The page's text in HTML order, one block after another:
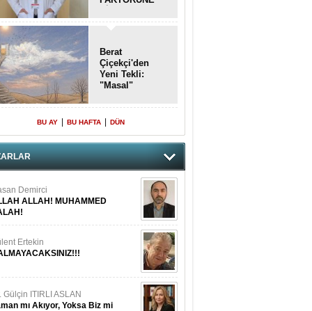
Berat
Çiçekçi'den
Yeni Tekli:
"Masal"
BU AY BU HAFTA DÜN
Demirci
ALLAH! MUHAMMED
Ertekin
Gülçin ITIRLI ASLAN
mı Akıyor, Yoksa Biz mi